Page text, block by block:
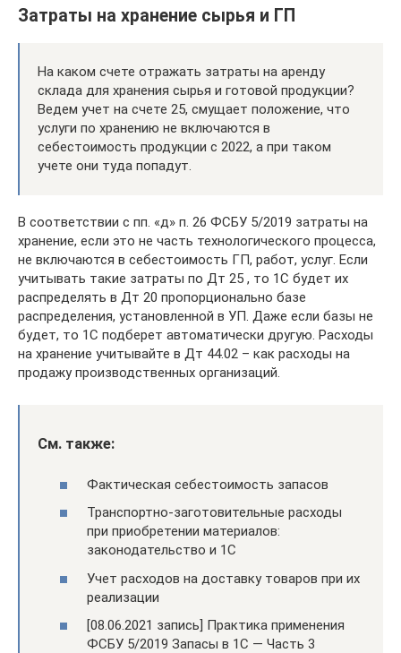
Затраты на хранение сырья и ГП
На каком счете отражать затраты на аренду
склада для хранения сырья и готовой продукции?
Ведем учет на счете 25, смущает положение, что
услуги по хранению не включаются в
себестоимость продукции с 2022, а при таком
учете они туда попадут.
В соответствии с пп. «д» п. 26 ФСБУ 5/2019 затраты на
хранение, если это не часть технологического процесса,
не включаются в себестоимость ГП, работ, услуг. Если
учитывать такие затраты по Дт 25 , то 1С будет их
распределять в Дт 20 пропорционально базе
распределения, установленной в УП. Даже если базы не
будет, то 1С подберет автоматически другую. Расходы
на хранение учитывайте в Дт 44.02 – как расходы на
продажу производственных организаций.
См. также:
Фактическая себестоимость запасов
Транспортно-заготовительные расходы
при приобретении материалов:
законодательство и 1С
Учет расходов на доставку товаров при их
реализации
[08.06.2021 запись] Практика применения
ФСБУ 5/2019 Запасы в 1С — Часть 3